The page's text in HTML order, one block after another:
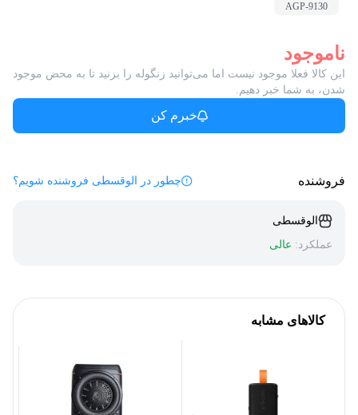
AGP-9130
ناموجود
این کالا فعلا موجود نیست اما می‌توانید زنگوله را بزنید تا به محض موجود
شدن، به شما خبر دهیم.
خبرم کن
فروشنده چطور در الوقسطی فروشنده شویم؟
الوقسطی
عملکرد: عالی
کالاهای مشابه